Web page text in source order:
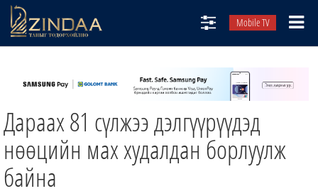
Mobile TV
ТВ8
ӨГЛӨӨНИЙ СОНИН
АУДИО ЗОХИОЛ
ЗИНДАА СЭТГҮҮЛ
Дараах 81 сүлжээ дэлгүүрүүдэд
нөөцийн мах худалдан борлуулж
байна